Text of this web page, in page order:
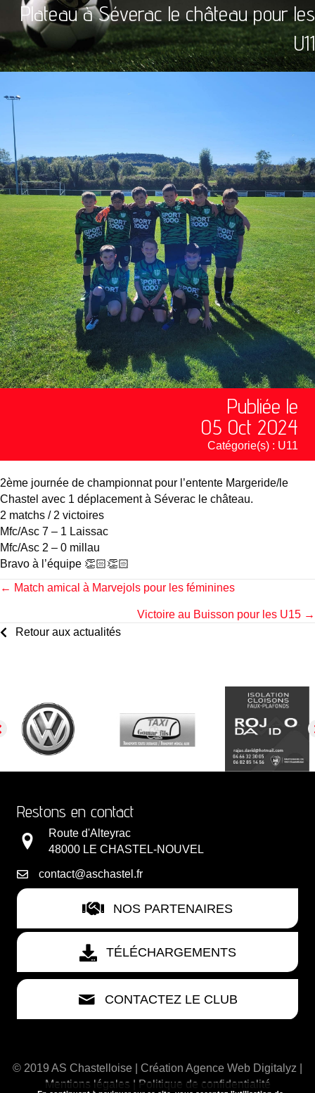
Plateau à Séverac le château pour les
U11
Publiée le
05 Oct 2024
Catégorie(s) : U11
2ème journée de championnat pour l’entente Margeride/le
Chastel avec 1 déplacement à Séverac le château.
2 matchs / 2 victoires
Mfc/Asc 7 – 1 Laissac
Mfc/Asc 2 – 0 millau
Bravo à l’équipe 👏🏻👏🏻
Posts
navigation
← Match amical à Marvejols pour les féminines
Victoire au Buisson pour les U15 →
Retour aux actualités
Restons en contact
Route d'Alteyrac
48000 LE CHASTEL-NOUVEL
contact@aschastel.fr
NOS PARTENAIRES
TÉLÉCHARGEMENTS
CONTACTEZ LE CLUB
© 2019 AS Chastelloise | Création Agence Web Digitalyz
Mentions légales | Politique de confidentialité